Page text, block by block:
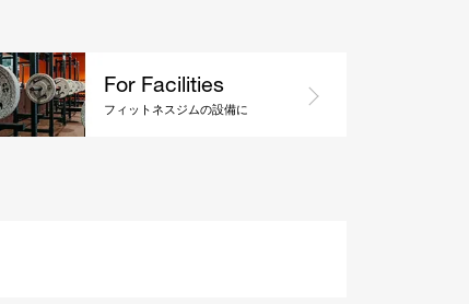
For Facilities
フィットネスジムの設備に